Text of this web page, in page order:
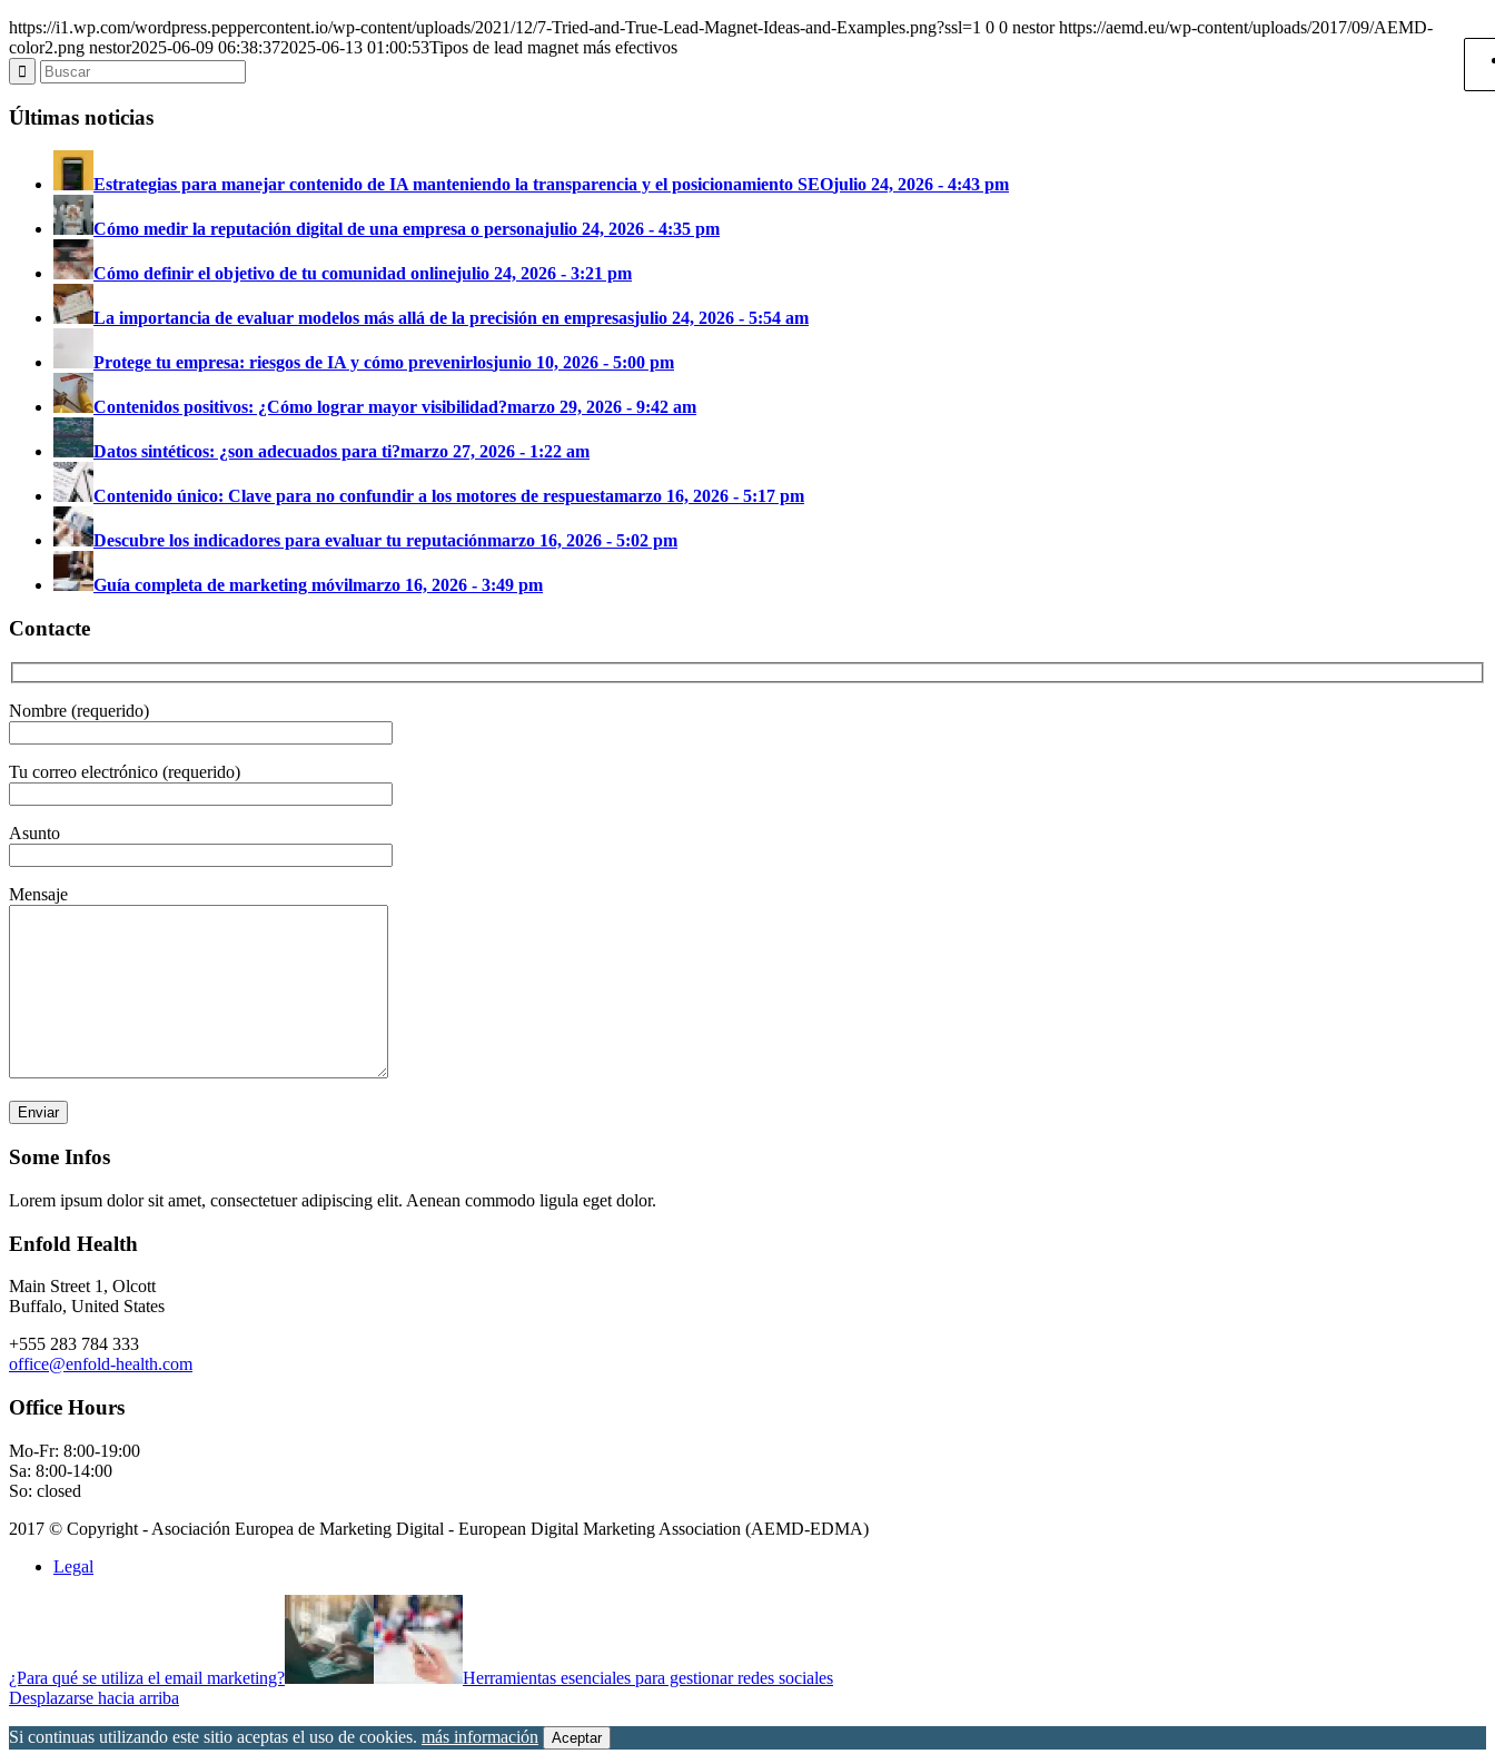
https://i1.wp.com/wordpress.peppercontent.io/wp-content/uploads/2021/12/7-Tried-and-True-Lead-Magnet-Ideas-and-Examples.png?ssl=1 0 0 nestor https://aemd.eu/wp-content/uploads/2017/09/AEMD-
color2.png nestor2025-06-09 06:38:372025-06-13 01:00:53Tipos de lead magnet más efectivos
Últimas noticias
Estrategias para manejar contenido de IA manteniendo la transparencia y el posicionamiento SEOjulio 24, 2026 - 4:43 pm
Cómo medir la reputación digital de una empresa o personajulio 24, 2026 - 4:35 pm
Cómo definir el objetivo de tu comunidad onlinejulio 24, 2026 - 3:21 pm
La importancia de evaluar modelos más allá de la precisión en empresasjulio 24, 2026 - 5:54 am
Protege tu empresa: riesgos de IA y cómo prevenirlosjunio 10, 2026 - 5:00 pm
Contenidos positivos: ¿Cómo lograr mayor visibilidad?marzo 29, 2026 - 9:42 am
Datos sintéticos: ¿son adecuados para ti?marzo 27, 2026 - 1:22 am
Contenido único: Clave para no confundir a los motores de respuestamarzo 16, 2026 - 5:17 pm
Descubre los indicadores para evaluar tu reputaciónmarzo 16, 2026 - 5:02 pm
Guía completa de marketing móvilmarzo 16, 2026 - 3:49 pm
Contacte
Nombre (requerido)
Tu correo electrónico (requerido)
Asunto
Mensaje
Por favor, deja este campo vacío.
Some Infos
Lorem ipsum dolor sit amet, consectetuer adipiscing elit. Aenean commodo ligula eget dolor.
Enfold Health
Main Street 1, Olcott
Buffalo, United States
+555 283 784 333
office@enfold-health.com
Office Hours
Mo-Fr: 8:00-19:00
Sa: 8:00-14:00
So: closed
2017 © Copyright - Asociación Europea de Marketing Digital - European Digital Marketing Association (AEMD-EDMA)
Legal
¿Para qué se utiliza el email marketing?
Herramientas esenciales para gestionar redes sociales
Desplazarse hacia arriba
Si continuas utilizando este sitio aceptas el uso de cookies. más información Aceptar